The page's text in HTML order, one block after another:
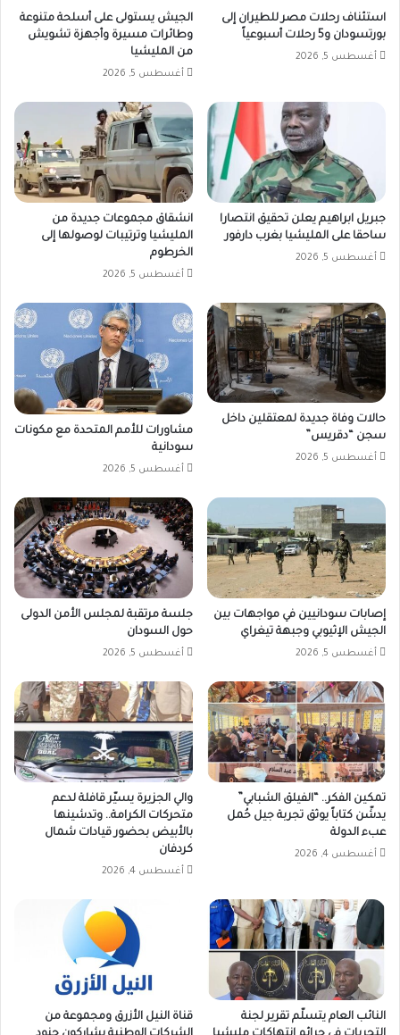
استئناف رحلات مصر للطيران إلى
بورتسودان و5 رحلات أسبوعياً
أغسطس 5, 2026
الجيش يستولى على أسلحة متنوعة
وطائرات مسيرة وأجهزة تشويش
من المليشيا
أغسطس 5, 2026
جبريل ابراهيم يعلن تحقيق انتصارا
ساحقا على المليشيا بغرب دارفور
أغسطس 5, 2026
انشقاق مجموعات جديدة من
المليشيا وترتيبات لوصولها إلى
الخرطوم
أغسطس 5, 2026
حالات وفاة جديدة لمعتقلين داخل
سجن “دقريس”
أغسطس 5, 2026
مشاورات للأمم المتحدة مع مكونات
سودانية
أغسطس 5, 2026
إصابات سودانيين في مواجهات بين
الجيش الإثيوبي وجبهة تيغراي
أغسطس 5, 2026
جلسة مرتقبة لمجلس الأمن الدولى
حول السودان
أغسطس 5, 2026
تمكين الفكر.. “الفيلق الشبابي”
يدشّن كتاباً يوثق تجربة جيل حُمل
عبء الدولة
أغسطس 4, 2026
والي الجزيرة يسيّر قافلة لدعم
متحركات الكرامة.. وتدشينها
بالأبيض بحضور قيادات شمال
كردفان
أغسطس 4, 2026
النائب العام يتسلّم تقرير لجنة
قناة النيل الأزرق ومجموعة من